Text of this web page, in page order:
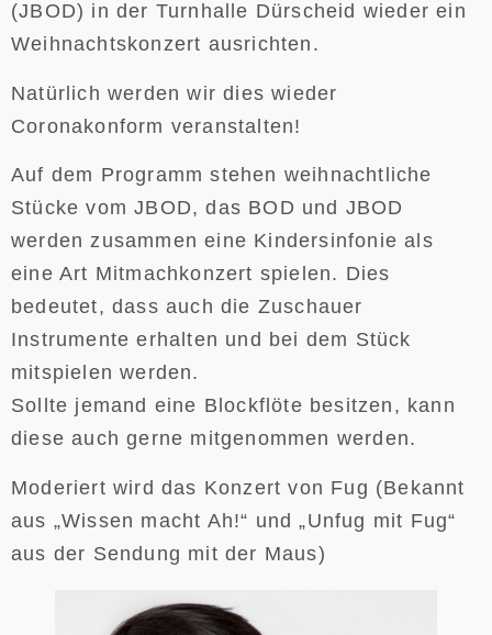
(JBOD) in der Turnhalle Dürscheid wieder ein
Weihnachtskonzert ausrichten.
Natürlich werden wir dies wieder
Coronakonform veranstalten!
Auf dem Programm stehen weihnachtliche
Stücke vom JBOD, das BOD und JBOD
werden zusammen eine Kindersinfonie als
eine Art Mitmachkonzert spielen. Dies
bedeutet, dass auch die Zuschauer
Instrumente erhalten und bei dem Stück
mitspielen werden.
Sollte jemand eine Blockflöte besitzen, kann
diese auch gerne mitgenommen werden.
Moderiert wird das Konzert von Fug (Bekannt
aus „Wissen macht Ah!“ und „Unfug mit Fug“
aus der Sendung mit der Maus)